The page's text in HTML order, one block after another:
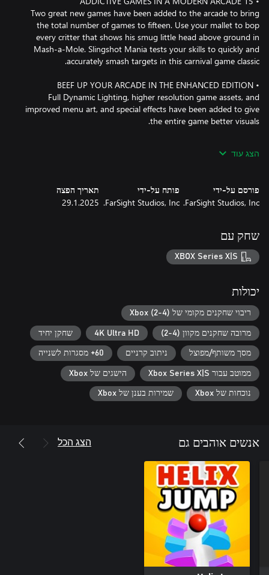
Two great new games have been added to the arcade to bring
the total number of games to fifteen. Use your mallet to bop
every critter that shows his smug little head above ground in
Mash-a-Mole. Slingshot Mania tests your skills to quickly and
Full Dynamic Lighting, higher resolution game assets, and
improved menu art, and special effects have been added to give
Go for the record! Practice your skills in Single Player modes and
Slingshot Mania
הצג עוד
פורסם על-ידי
FarSight Studios, Inc.
פותח על-ידי
FarSight Studios, Inc.
תאריך הפצה
29.1.2025
שחק עם
XBOX Series X|S
יכולות
ריבוי שחקנים מקומי של Xbox (2-4)
מרובה שחקנים מקוון (2-4) 4K Ultra HD שחקן יחיד
מסך משותף/מפוצל ניתוב קרניים 60+ מסגרות לשנייה
ממוטב עבור Xbox Series X|S הישגים של Xbox
נוכחות של Xbox שמירות בענן של Xbox
אנשים אוהבים גם הצג הכל